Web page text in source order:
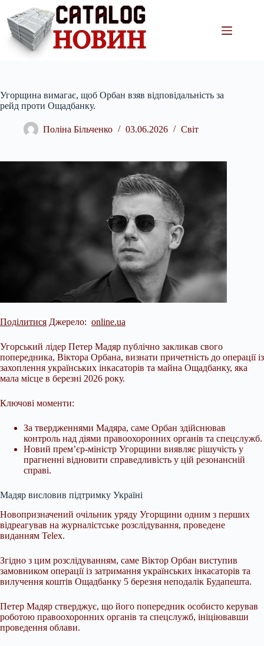
вмісту
Угорщина вимагає, щоб Орбан взяв відповідальність за
рейд проти Ощадбанку.
Поліна Більченко 03.06.2026 Світ
Поділитися Джерело: online.ua
Угорський лідер Петер Мадяр публічно закликав свого
попередника, Віктора Орбана, визнати причетність до операції із
захоплення українських інкасаторів та майна Ощадбанку, яка
мала місце в березні 2026 року.
Ключові моменти:
За твердженнями Мадяра, саме Орбан здійснював
контроль над діями правоохоронних органів та спецслужб.
Новий прем’єр-міністр Угорщини виявляє рішучість у
прагненні відновити справедливість у цій резонансній
справі.
Мадяр висловив підтримку Україні
Новопризначений очільник уряду Угорщини одним з перших
відреагував на журналістське розслідування, проведене
виданням Telex.
Згідно з цим розслідуванням, саме Віктор Орбан виступив
замовником операції із затримання українських інкасаторів та
вилучення коштів Ощадбанку 5 березня неподалік Будапешта.
Петер Мадяр стверджує, що його попередник особисто керував
роботою правоохоронних органів та спецслужб, ініціювавши
проведення облави.